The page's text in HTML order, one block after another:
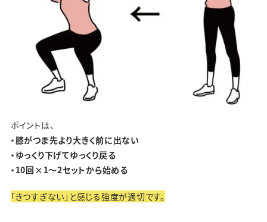
ポイントは、
・膝がつま先より大きく前に出ない
・ゆっくり下げてゆっくり戻る
・10回×1〜2セットから始める
「きつすぎない」と感じる強度が適切です。